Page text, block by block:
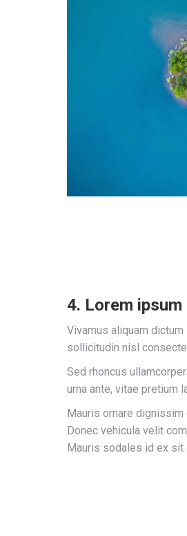
4. Lorem
Vivamus aliquam
sollicitudin nisl
Sed rhoncus
urna ante, vitae pretium
Mauris ornare
Donec vehicula velit
Mauris sodales id ex sit